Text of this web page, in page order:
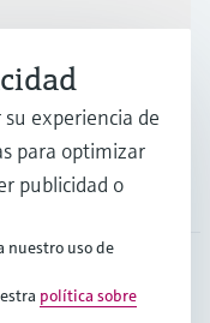
experiencia de
para optimizar
publicidad o
nuestro uso de
política sobre